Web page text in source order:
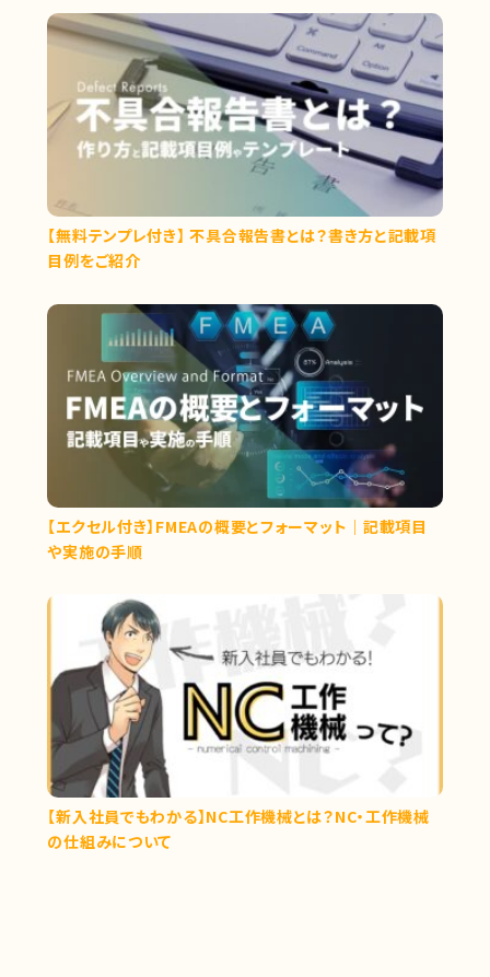
【無料テンプレ付き】 不具合報告書とは？書き方と記載項
目例をご紹介
【エクセル付き】FMEAの概要とフォーマット｜記載項目
や実施の手順
【新入社員でもわかる】NC工作機械とは？NC・工作機械
の仕組みについて